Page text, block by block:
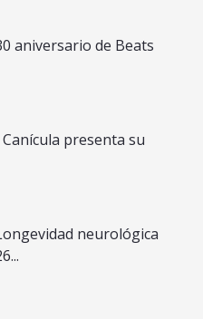
aniversario de Beats
presenta su
neurológica